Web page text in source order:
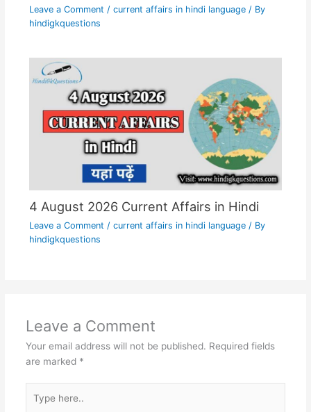
Leave a Comment / current affairs in hindi language/ By
hindigkquestions
4 August 2026 Current Affairs in Hindi
Leave a Comment / current affairs in hindi language/ By
hindigkquestions
Leave a Comment
Your email address will not be published. Required fields
are marked *
here..